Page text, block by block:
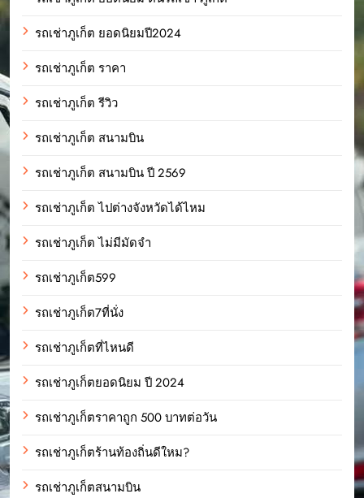
รถเช่าภูเก็ต ยอดนิยมปี2024
รถเช่าภูเก็ต ราคา
รถเช่าภูเก็ต รีวิว
รถเช่าภูเก็ต สนามบิน
รถเช่าภูเก็ต สนามบิน ปี 2569
รถเช่าภูเก็ต ไปต่างจังหวัดได้ไหม
รถเช่าภูเก็ต ไม่มีมัดจำ
รถเช่าภูเก็ต599
รถเช่าภูเก็ต7ที่นั่ง
รถเช่าภูเก็ตที่ไหนดี
รถเช่าภูเก็ตยอดนิยม ปี 2024
รถเช่าภูเก็ตราคาถูก 500 บาทต่อวัน
รถเช่าภูเก็ตร้านท้องถิ่นดีใหม?
รถเช่าภูเก็ตสนามบิน